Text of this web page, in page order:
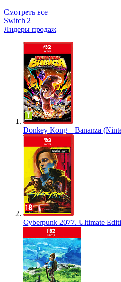
Смотреть все
Switch 2
Лидеры продаж
Donkey Kong – Bananza
Cyberpunk 2077. Ultimate